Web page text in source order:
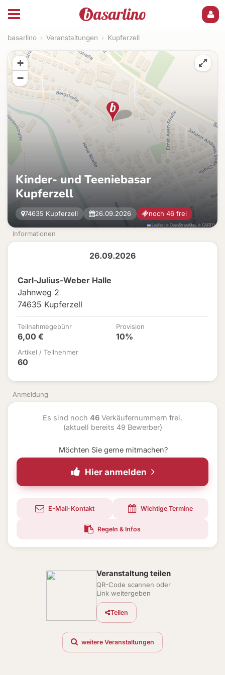
basarlino › Veranstaltungen › Kupferzell
Informationen
Anmeldung
26.09.2026
Carl-Julius-Weber Halle
Jahnweg 2
74635 Kupferzell
Teilnahmegebühr
6,00 €
Provision
10%
Artikel / Teilnehmer
60
Es sind noch 46 Verkäufernummern frei.
(aktuell bereits 49 Bewerber)
Möchten Sie gerne mitmachen?
Hier anmelden
E-Mail-Kontakt Wichtige Termine
Regeln & Infos
Kinder- und Teeniebasar
Kupferzell
74635 Kupferzell 26.09.2026 noch 46 frei
+
−
Leaflet|©OpenStreetMap , ©CARTO
Veranstaltung teilen
QR-Code scannen oder
Link weitergeben
Teilen
weitere Veranstaltungen